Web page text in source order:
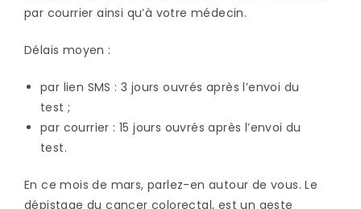
par courrier ainsi qu’à votre médecin.
Délais moyen :
par lien SMS : 3 jours ouvrés après l’envoi du
test ;
par courrier : 15 jours ouvrés après l’envoi du
test.
En ce mois de mars, parlez-en autour de vous. Le
dépistage du cancer colorectal, est un geste